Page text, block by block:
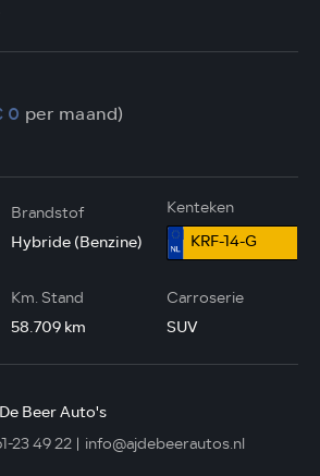
0 per maand)
Brandstof
Hybride (Benzine)
Kenteken
KRF-14-G
Km. Stand
58.709 km
Carroserie
SUV
Beer Auto's
23 49 22
info@ajdebeerautos.nl